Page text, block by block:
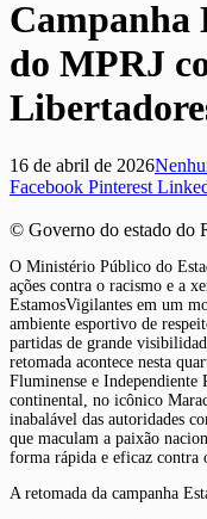
Campanha
do MPRJ
16 de abril de 2026
Facebook Pinterest
© Governo do estado do
O Ministério Público do
ações contra o racismo e a
EstamosVigilantes em um
ambiente esportivo de
partidas de grande
retomada acontece nesta
Fluminense e Independiente
continental, no icônico
inabalável das autoridades
que maculam a paixão
forma rápida e eficaz contra
A retomada da campanha